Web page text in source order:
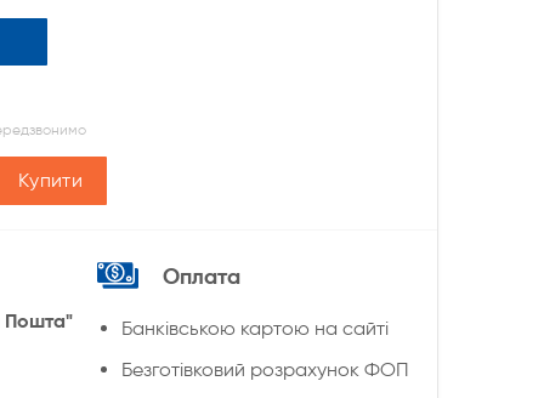
Купити
Пошта"
Оплата
Банківською картою на сайті
Безготівковий розрахунок ФОП